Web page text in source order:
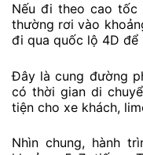
Nếu đi theo cao tốc
thường rơi vào
đi qua quốc lộ 4D để
Đây là cung đường
có thời gian di
tiện cho xe khách,
Nhìn chung, hành